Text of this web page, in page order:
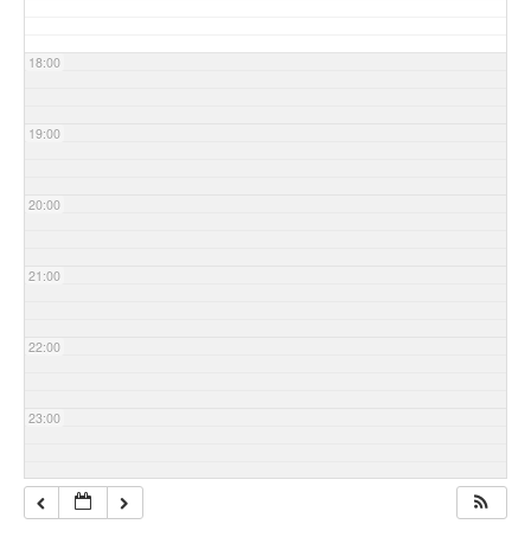
18:00
19:00
20:00
21:00
22:00
23:00